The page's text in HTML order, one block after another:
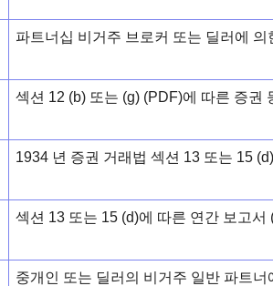
파트너십 비거주 브로커 또는 딜러에
섹션 12 (b) 또는 (g) (PDF)에 따른 증권
1934 년 증권 거래법 섹션 13 또는 15
섹션 13 또는 15 (d)에 따른 연간 보고서
중개인 또는 딜러의 비거주 일반 파트